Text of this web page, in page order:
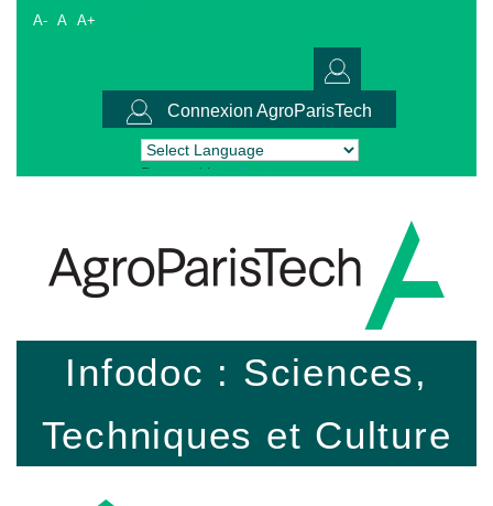
A- A A+
Connexion AgroParisTech
Powered by Translate
Infodoc : Sciences,
Techniques et Culture